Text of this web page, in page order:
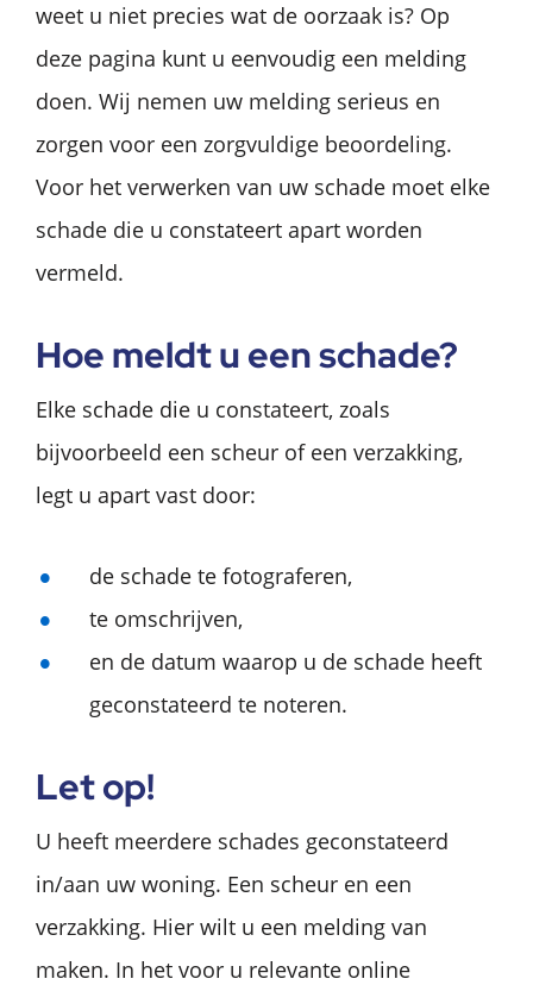
weet u niet precies wat de oorzaak is? Op
deze pagina kunt u eenvoudig een melding
doen. Wij nemen uw melding serieus en
zorgen voor een zorgvuldige beoordeling.
Voor het verwerken van uw schade moet elke
schade die u constateert apart worden
vermeld.
Hoe meldt u een schade?
Elke schade die u constateert, zoals
bijvoorbeeld een scheur of een verzakking,
legt u apart vast door:
de schade te fotograferen,
te omschrijven,
en de datum waarop u de schade heeft
geconstateerd te noteren.
Let op!
U heeft meerdere schades geconstateerd
in/aan uw woning. Een scheur en een
verzakking. Hier wilt u een melding van
maken. In het voor u relevante online